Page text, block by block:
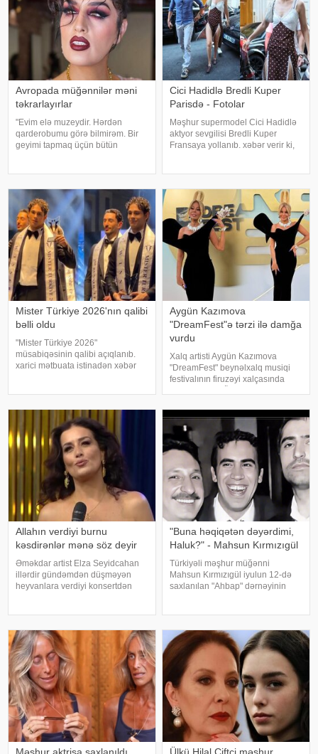
Avropada müğənnilər məni
təkrarlayırlar
"Evim elə muzeydir. Hərdən
qarderobumu görə bilmirəm. Bir
geyimi tapmaq üçün bütün
bildirir ki, bu sözləri Əməkdar artis
Cici Hadidlə Bredli Kuper
Parisdə - Fotolar
Məşhur supermodel Cici Hadidlə
aktyor sevgilisi Bredli Kuper
Fransaya yollanıb. xəbər verir ki,
Malikdən ayrıldıqdan sonra Cicini
Mister Türkiye 2026'nın qalibi
bəlli oldu
"Mister Türkiye 2026"
müsabiqəsinin qalibi açıqlanıb.
xarici mətbuata istinadən xəbər
Navdar birinci olaraq "Miste
Aygün Kazımova
"DreamFest"ə tərzi ilə damğa
vurdu
Xalq artisti Aygün Kazımova
"DreamFest" beynəlxalq musiqi
festivalının firuzəyi xalçasında
vurub. Pop kraliça zövqlü geyimi
və fərqli saç düzümü il
Allahın verdiyi burnu
kəsdirənlər mənə söz deyir
Əməkdar artist Elza Seyidcahan
illərdir gündəmdən düşməyən
heyvanlara verdiyi konsertdən
E.Seyidcahan bildirib ki, həmin
layihəd
"Buna həqiqətən dəyərdimi,
Haluk?" - Mahsun Kırmızıgül
Türkiyəli məşhur müğənni
Mahsun Kırmızıgül iyulun 12-də
saxlanılan "Ahbap" dərnəyinin
hesabında bir zamanlar ən yaxı
Məşhur aktrisa saxlanıldı
Ülkü Hilal Çiftçi məşhur